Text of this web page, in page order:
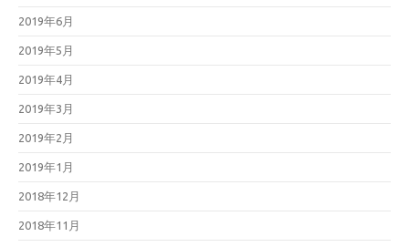
2019年6月
2019年5月
2019年4月
2019年3月
2019年2月
2019年1月
2018年12月
2018年11月